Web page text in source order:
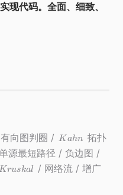
代码。全面、细致、
向图判圈 / K ahn 拓扑
源最短路径 / 负边图 /
uskal
/ 网络流 / 增广